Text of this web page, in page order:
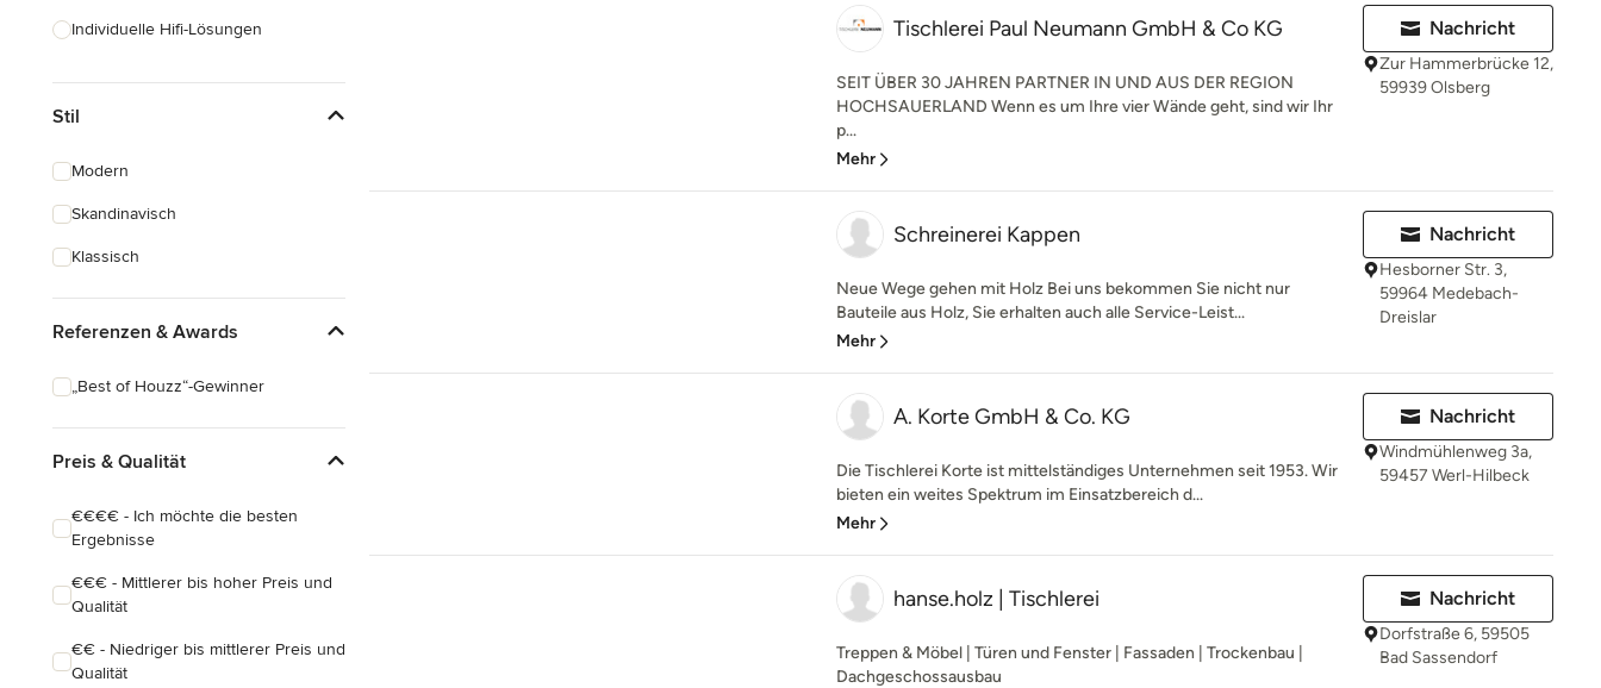
Individuelle Hifi-Lösungen
Küchenschränke nach Maß
Alle anzeigen
Stil
Modern
Skandinavisch
Klassisch
Referenzen & Awards
„Best of Houzz“-Gewinner
Preis & Qualität
€€€€ - Ich möchte die besten
Ergebnisse
€€€ - Mittlerer bis hoher Preis und
Qualität
€€ - Niedriger bis mittlerer Preis und
Qualität
Tischlerei Paul Neumann GmbH & Co KG
SEIT ÜBER 30 JAHREN PARTNER IN UND AUS DER REGION
HOCHSAUERLAND Wenn es um Ihre vier Wände geht, sind wir Ihr
p...
Mehr
Nachricht
Zur Hammerbrücke 12,
59939 Olsberg
Schreinerei Kappen
Neue Wege gehen mit Holz Bei uns bekommen Sie nicht nur
Bauteile aus Holz, Sie erhalten auch alle Service-Leist...
Mehr
Nachricht
Hesborner Str. 3,
59964 Medebach-
Dreislar
A. Korte GmbH & Co. KG
Die Tischlerei Korte ist mittelständiges Unternehmen seit 1953. Wir
bieten ein weites Spektrum im Einsatzbereich d...
Mehr
Nachricht
Windmühlenweg 3a,
59457 Werl-Hilbeck
hanse.holz | Tischlerei
Treppen & Möbel | Türen und Fenster | Fassaden | Trockenbau |
Dachgeschossausbau
Nachricht
Dorfstraße 6, 59505
Bad Sassendorf